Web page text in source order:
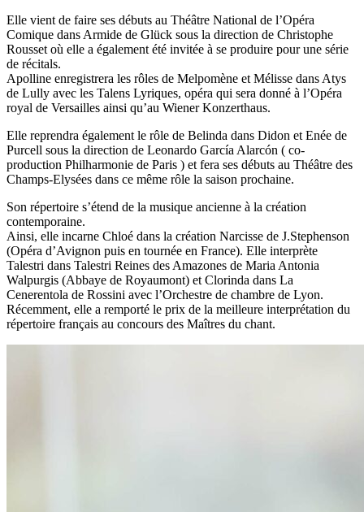
Elle vient de faire ses débuts au Théâtre National de l’Opéra
Comique dans Armide de Glück sous la direction de Christophe
Rousset où elle a également été invitée à se produire pour une série
de récitals.
Apolline enregistrera les rôles de Melpomène et Mélisse dans Atys
de Lully avec les Talens Lyriques, opéra qui sera donné à l’Opéra
royal de Versailles ainsi qu’au Wiener Konzerthaus.
Elle reprendra également le rôle de Belinda dans Didon et Enée de
Purcell sous la direction de Leonardo García Alarcón ( co-
production Philharmonie de Paris ) et fera ses débuts au Théâtre des
Champs-Elysées dans ce même rôle la saison prochaine.
Son répertoire s’étend de la musique ancienne à la création
contemporaine.
Ainsi, elle incarne Chloé dans la création Narcisse de J.Stephenson
(Opéra d’Avignon puis en tournée en France). Elle interprète
Talestri dans Talestri Reines des Amazones de Maria Antonia
Walpurgis (Abbaye de Royaumont) et Clorinda dans La
Cenerentola de Rossini avec l’Orchestre de chambre de Lyon.
Récemment, elle a remporté le prix de la meilleure interprétation du
répertoire français au concours des Maîtres du chant.